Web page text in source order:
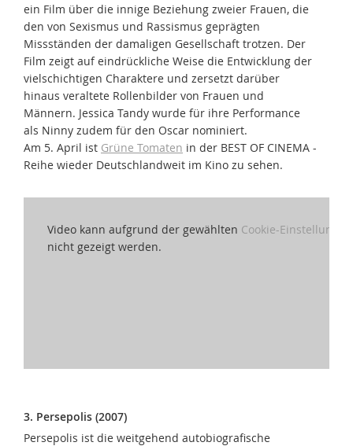
ein Film über die innige Beziehung zweier Frauen, die
den von Sexismus und Rassismus geprägten
Missständen der damaligen Gesellschaft trotzen. Der
Film zeigt auf eindrückliche Weise die Entwicklung der
vielschichtigen Charaktere und zersetzt darüber
hinaus veraltete Rollenbilder von Frauen und
Männern. Jessica Tandy wurde für ihre Performance
als Ninny zudem für den Oscar nominiert.
Am 5. April ist Grüne Tomaten in der BEST OF CINEMA -
Reihe wieder Deutschlandweit im Kino zu sehen.
Video kann aufgrund der gewählten Cookie-Einstellungen
nicht gezeigt werden.
3. Persepolis (2007)
Persepolis ist die weitgehend autobiografische